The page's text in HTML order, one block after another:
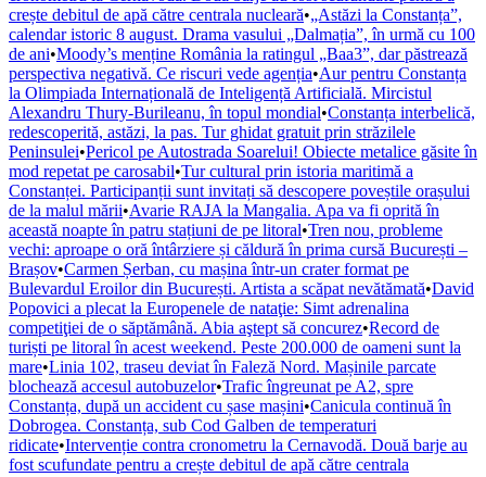
crește debitul de apă către centrala nucleară•„Astăzi la Constanța”,
calendar istoric 8 august. Drama vasului „Dalmația”, în urmă cu 100
de ani•Moody’s menține România la ratingul „Baa3”, dar păstrează
perspectiva negativă. Ce riscuri vede agenția•Aur pentru Constanța
la Olimpiada Internațională de Inteligență Artificială. Mircistul
Alexandru Thury-Burileanu, în topul mondial•Constanța interbelică,
redescoperită, astăzi, la pas. Tur ghidat gratuit prin străzilele
Peninsulei•Pericol pe Autostrada Soarelui! Obiecte metalice găsite în
mod repetat pe carosabil•Tur cultural prin istoria maritimă a
Constanței. Participanții sunt invitați să descopere poveștile orașului
de la malul mării•Avarie RAJA la Mangalia. Apa va fi oprită în
această noapte în patru stațiuni de pe litoral•Tren nou, probleme
vechi: aproape o oră întârziere și căldură în prima cursă București –
Brașov•Carmen Șerban, cu mașina într-un crater format pe
Bulevardul Eroilor din București. Artista a scăpat nevătămată•David
Popovici a plecat la Europenele de nataţie: Simt adrenalina
competiţiei de o săptămână. Abia aştept să concurez•Record de
turiști pe litoral în acest weekend. Peste 200.000 de oameni sunt la
mare•Linia 102, traseu deviat în Faleză Nord. Mașinile parcate
blochează accesul autobuzelor•Trafic îngreunat pe A2, spre
Constanța, după un accident cu șase mașini•Canicula continuă în
Dobrogea. Constanța, sub Cod Galben de temperaturi
ridicate•Intervenție contra cronometru la Cernavodă. Două barje au
fost scufundate pentru a crește debitul de apă către centrala